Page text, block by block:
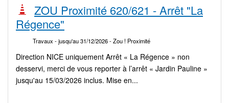
ZOU Proximité 620/621 - Arrêt "La
Régence"
Travaux - jusqu'au 31/12/2026- Zou ! Proximité
Direction NICE uniquement Arrêt « La Régence » non
desservi, merci de vous reporter à l’arrêt « Jardin Pauline »
jusqu'au 15/03/2026 inclus. Mise en...